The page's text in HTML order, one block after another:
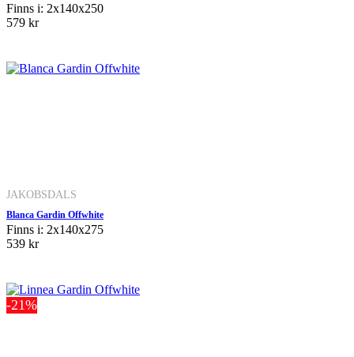
Finns i: 2x140x250
579 kr
JAKOBSDALS
Blanca Gardin Offwhite
Finns i: 2x140x275
539 kr
-21%